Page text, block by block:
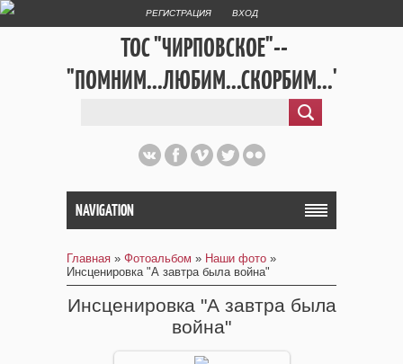
РЕГИСТРАЦИЯ ВХОД
ТОС "ЧИРПОВСКОЕ"--
"ПОМНИМ...ЛЮБИМ...СКОРБИМ..."
NAVIGATION
Главная » Фотоальбом » Наши фото »
Инсценировка "А завтра была война"
Инсценировка "А завтра была
война"